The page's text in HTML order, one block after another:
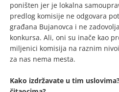
poništen jer je lokalna
predlog komisije ne odgovara
građana Bujanovca i ne
konkursa. Ali, oni su inače kao
miljenici komisija na raznim
za nas nema mesta.
Kako izdržavate u tim